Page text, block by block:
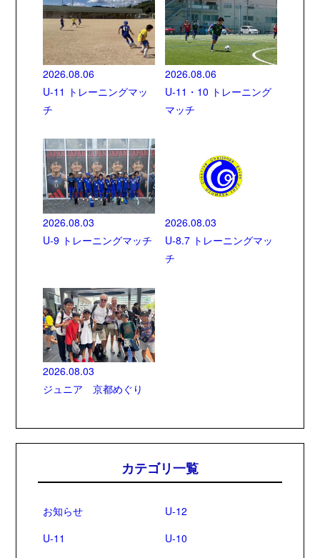
2026.08.06
U-11 トレーニングマッ
チ
2026.08.06
U-11・10 トレーニング
マッチ
2026.08.03
U-9 トレーニングマッチ
2026.08.03
U-8.7 トレーニングマッ
チ
2026.08.03
ジュニア 京都めぐり
カテゴリ一覧
お知らせ
U-12
U-11
U-10